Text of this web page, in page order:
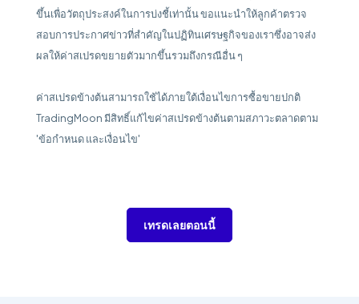
ขึ้นเพื่อวัตถุประสงค์ในการบ่งชี้เท่านั้น ขอแนะนำให้ลูกค้าตรวจ
สอบการประกาศข่าวที่สำคัญในปฏิทินเศรษฐกิจของเราซึ่งอาจส่ง
ผลให้ค่าสเปรดขยายตัวมากขึ้นรวมถึงกรณีอื่น ๆ
ค่าสเปรดข้างต้นสามารถใช้ได้ภายใต้เงื่อนไขการซื้อขายปกติ
TradingMoon มีสิทธิ์แก้ไขค่าสเปรดข้างต้นตามสภาวะตลาดตาม
'ข้อกำหนด และเงื่อนไข'
เทรดเลยตอนนี้